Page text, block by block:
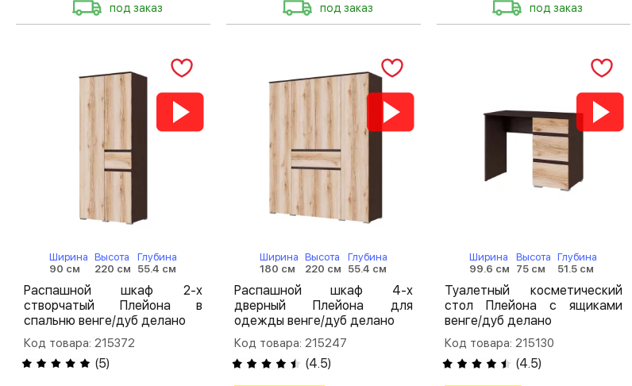
под заказ под заказ под заказ
Ширина
90 см
Высота
220 см
Глубина
55.4 см
Распашной шкаф 2-х
створчатый Плейона в
спальню венге/дуб делано
Код товара: 215372
(5)
Ширина
180 см
Высота
220 см
Глубина
55.4 см
Распашной шкаф 4-х
дверный Плейона для
одежды венге/дуб делано
Код товара: 215247
(4.5)
Ширина
99.6 см
Высота
75 см
Глубина
51.5 см
Туалетный косметический
стол Плейона с ящиками
венге/дуб делано
Код товара: 215130
(4.5)